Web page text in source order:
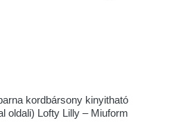
kordbársony kinyitható
oldali) Lofty Lilly – Miuform